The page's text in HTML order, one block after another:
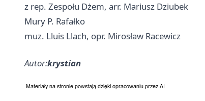
z rep. Zespołu Dżem, arr. Mariusz Dziubek
Mury P. Rafałko
muz. Lluis Llach, opr. Mirosław Racewicz
Autor:krystian